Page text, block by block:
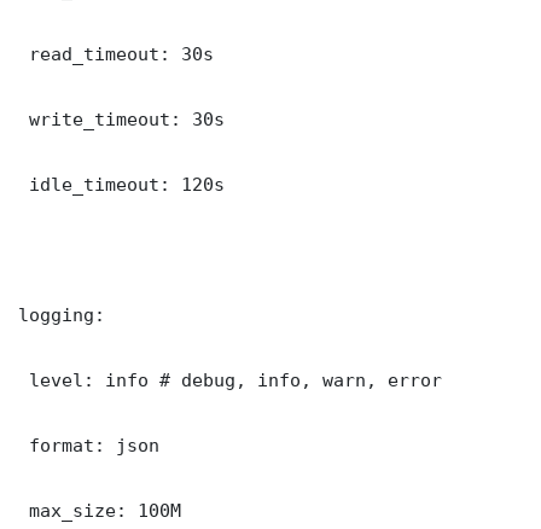
read_timeout: 30s
write_timeout: 30s
idle_timeout: 120s
logging:
level: info # debug, info, warn, error
format: json
max_size: 100M